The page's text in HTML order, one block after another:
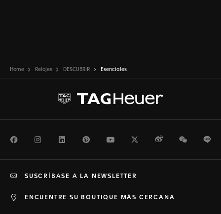
Home Relojes DESCUBRIR Esenciales
FacebookInstagramLinkedInPinterestYoutubeTwitterWeiboWeChat
ENCUENTRE SU BOUTIQUE MÁS CERCANA
SUSCRÍBASE A LA NEWSLETTER